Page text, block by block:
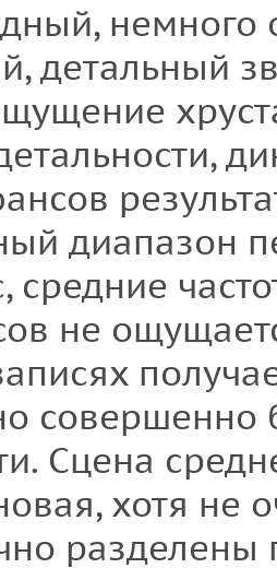
немного
детальный
диапазон
средние
не
совершенно
Сцена
хотя не
разделены